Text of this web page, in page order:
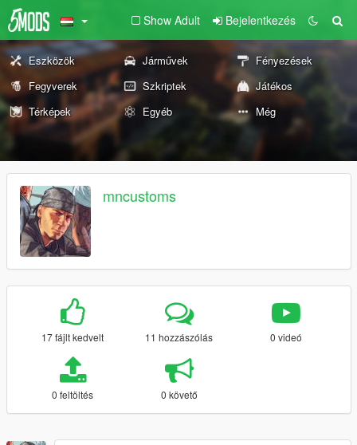
Show Adult Bejelentkezés
Eszközök Járművek
Fényezések
Fegyverek
Szkriptek
Játékos
Térképek
Egyéb Még
mncustoms
17 fájlt kedvelt 11 hozzászólás 0 videó
0 feltöltés 0 követő